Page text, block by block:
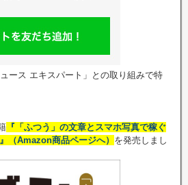
ース エキスパート」との取り組みで特
『「ふつう」の文章とスマホ写真で稼ぐ
（Amazon商品ページへ） を発売しまし